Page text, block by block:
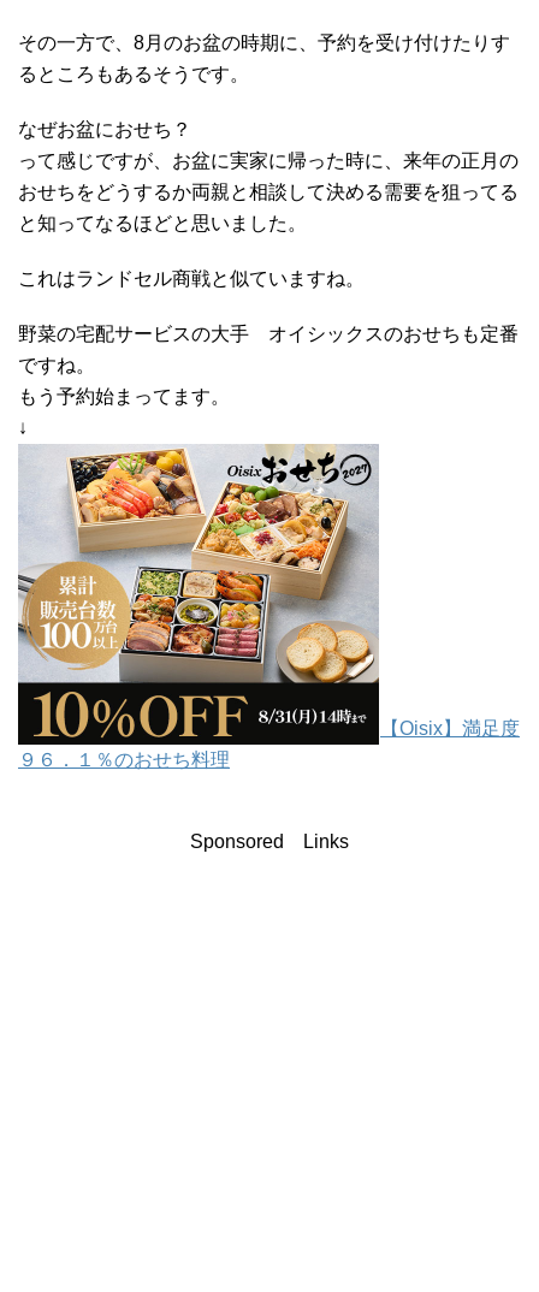
その一方で、8月のお盆の時期に、予約を受け付けたりす
るところもあるそうです。
なぜお盆におせち？
って感じですが、お盆に実家に帰った時に、来年の正月の
おせちをどうするか両親と相談して決める需要を狙ってる
と知ってなるほどと思いました。
これはランドセル商戦と似ていますね。
野菜の宅配サービスの大手 オイシックスのおせちも定番
ですね。
もう予約始まってます。
↓
【Oisix】満足度
９６．１％のおせち料理
Sponsored Links